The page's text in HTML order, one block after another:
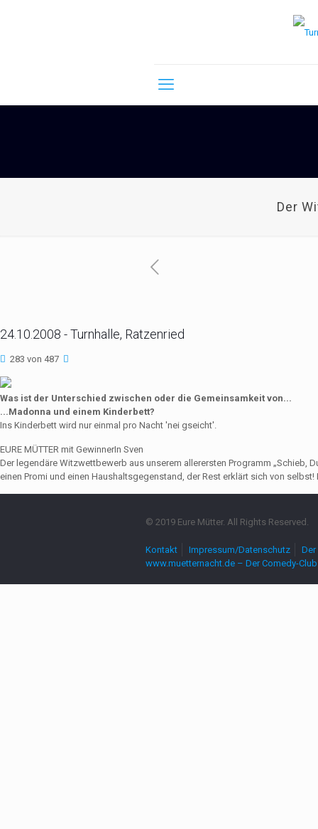
Der
24.10.2008 - Turnhalle, Ratzenried
283 von 487
Was ist der Unterschied zwischen oder die Gemeinsamkeit von...
...Madonna und einem Kinderbett?
Ins Kinderbett wird nur einmal pro Nacht 'nei gseicht'.
EURE MÜTTER mit GewinnerIn Sven
Der legendäre Witzwettbewerb aus unserem allerersten Programm „Schieb,
einen Promi und einen Haushaltsgegenstand, der Rest erklärt sich von
© 2019 Eure Mütter. All Rights Reserved.
Kontakt Impressum/Datenschutz
www.muetternacht.de – Der Comedy-Club